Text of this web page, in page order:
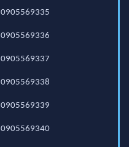
0905569335
0905569336
0905569337
0905569338
0905569339
0905569340